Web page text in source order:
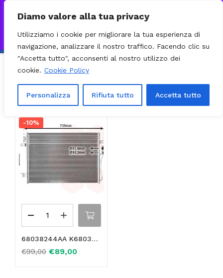
Diamo valore alla tua privacy
Utilizziamo i cookie per migliorare la tua esperienza di
navigazione, analizzare il nostro traffico. Facendo clic su
"Accetta tutto", acconsenti al nostro utilizzo dei
cookie. Cookie Policy
Personalizza Rifiuta tutto Accetta tutto
VISITA IL NOSTRO E-COMMERCE – SPEDIZIONI NAZIONALI E
INVIATE CON CORRIERE DHL EXPRESS - BRT - UPSIgnora
Visualizzazione del risultato
Filter
-10%
68038244AA K68038244AA CONDENSATORE CLIMATIZZATORE FIAT FREEMONT DODGE JOURNEY
€99,00 €89,00